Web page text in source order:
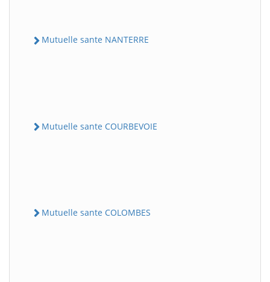
Mutuelle sante NANTERRE
Mutuelle sante COURBEVOIE
Mutuelle sante COLOMBES